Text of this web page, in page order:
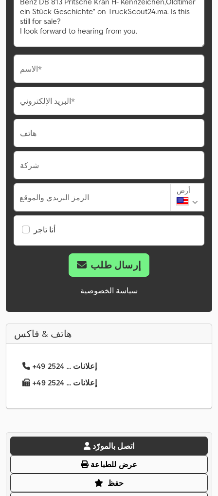
الاسم*
البريد الإلكتروني*
هاتف
شركة
الرمز البريدي والموقع
أرض
أنا تاجر
إرسال طلب
سياسة الخصوصية
هاتف & فاكس
+49 2524 ... إعلانات
+49 2524 ... إعلانات
اتصل بالمورّد
عرض للطباعة
حفظ